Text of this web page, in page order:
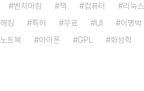
벤치마킹 책 컴퓨터
리눅스
해킹 특허 무료 UI
이명박
노트북 아이폰 GPL 화성학